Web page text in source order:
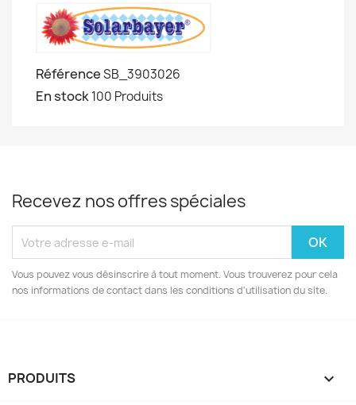
RéférenceSB_3903026
En stock100 Produits
Recevez nos offres spéciales
Vous pouvez vous désinscrire à tout moment. Vous trouverez pour cela
nos informations de contact dans les conditions d'utilisation du site.
PRODUITS 